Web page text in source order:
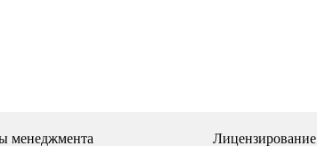
менеджмента Лицензирование